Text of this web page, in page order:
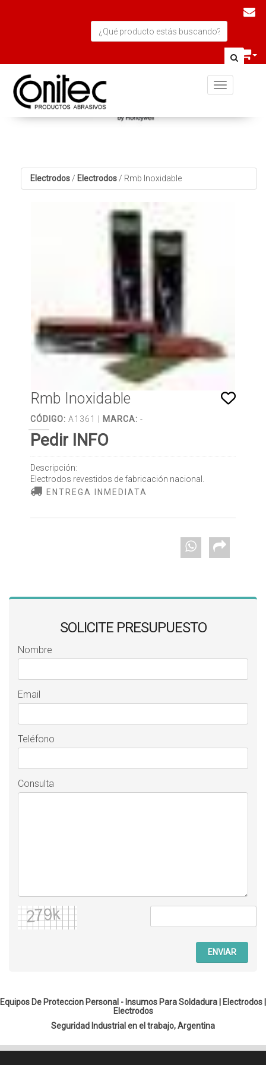
Toggle
Electrodos / Electrodos / Rmb Inoxidable
Rmb Inoxidable
CÓDIGO: A1361 | MARCA: -
Pedir INFO
Descripción:
Electrodos revestidos de fabricación nacional.
ENTREGA INMEDIATA
SOLICITE PRESUPUESTO
Nombre
Email
Teléfono
Consulta
ENVIAR
Equipos De Proteccion Personal - Insumos Para Soldadura | Electrodos
Electrodos
Seguridad Industrial en el trabajo, Argentina